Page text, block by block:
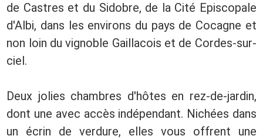
de Castres et du Sidobre, de la Cité Episcopale
d'Albi, dans les environs du pays de Cocagne et
non loin du vignoble Gaillacois et de Cordes-sur-
ciel.
Deux jolies chambres d'hôtes en rez-de-jardin,
dont une avec accès indépendant. Nichées dans
un écrin de verdure, elles vous offrent une